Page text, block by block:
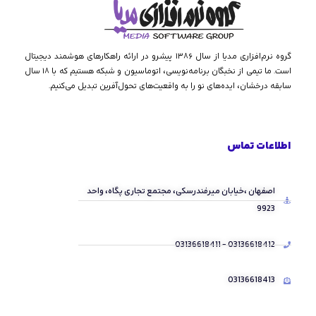
گروه نرم‌افزاری مدیا از سال ۱۳۸۶ پیشرو در ارائه راهکارهای هوشمند دیجیتال
است. ما تیمی از نخبگان برنامه‌نویسی، اتوماسیون و شبکه هستیم که با ۱۸ سال
سابقه درخشان، ایده‌های نو را به واقعیت‌های تحول‌آفرین تبدیل می‌کنیم.
اطلاعات تماس
اصفهان ،خیابان میرفندرسکی، مجتمع تجاری پگاه، واحد
9923
03136618412 - 03136618411
03136618413